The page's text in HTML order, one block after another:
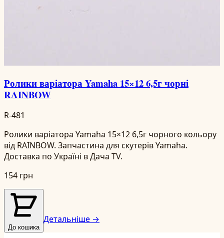
Ролики варіатора Yamaha 15×12 6,5г чорні
RAINBOW
R-481
Ролики варіатора Yamaha 15×12 6,5г чорного кольору
від RAINBOW. Запчастина для скутерів Yamaha.
Доставка по Україні в Дача TV.
154 грн
До кошика
Детальніше →